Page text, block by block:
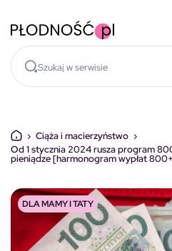
› Ciąża i macierzyństwo ›
Od 1 stycznia 2024 rusza program
pieniądze [harmonogram wypłat
DLA MAMY I TATY